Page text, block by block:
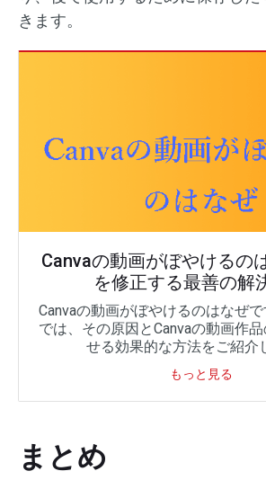
きます。
Canvaの動画がぼやけるの
を修正する最善の解
Canvaの動画がぼやけるのはなぜ
では、その原因とCanvaの動画作
せる効果的な方法をご紹介
もっと見る
まとめ